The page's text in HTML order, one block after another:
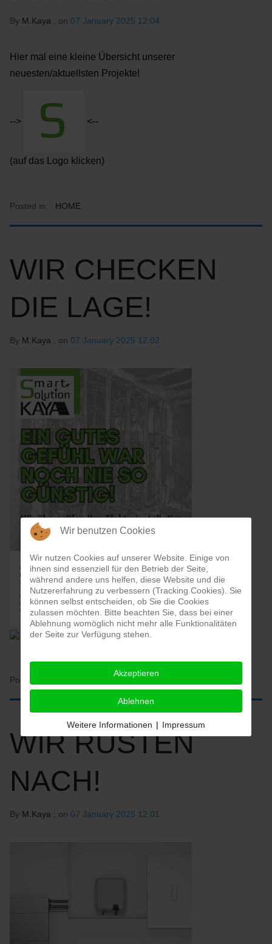
By M.Kaya , on 07 January 2025 12:04
Hier mal eine kleine Übersicht unserer
neuesten/aktuellsten Projekte!
--> <--
(auf das Logo klicken)
Posted in: HOME
WIR CHECKEN
DIE LAGE!
By M.Kaya , on 07 January 2025 12:02
Posted in:
WIR RÜSTEN
NACH!
By M.Kaya , on 07 January 2025 12:01
Wir benutzen Cookies
Wir nutzen Cookies auf unserer Website. Einige von
ihnen sind essenziell für den Betrieb der Seite,
während andere uns helfen, diese Website und die
Nutzererfahrung zu verbessern (Tracking Cookies). Sie
können selbst entscheiden, ob Sie die Cookies
zulassen möchten. Bitte beachten Sie, dass bei einer
Ablehnung womöglich nicht mehr alle Funktionalitäten
der Seite zur Verfügung stehen.
Akzeptieren
Ablehnen
Weitere Informationen | Impressum